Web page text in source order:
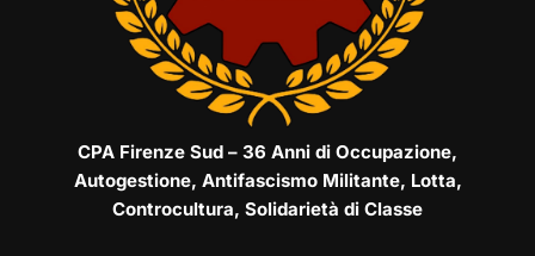
CPA Firenze Sud – 36 Anni di Occupazione,
Autogestione, Antifascismo Militante, Lotta,
Controcultura, Solidarietà di Classe